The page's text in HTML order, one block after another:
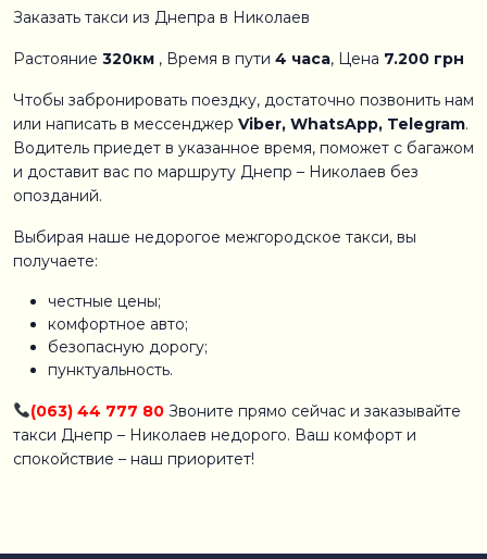
Заказать такси из Днепра в Николаев
Растояние 320км , Время в пути 4 часа, Цена 7.200 грн
Чтобы забронировать поездку, достаточно позвонить нам
или написать в мессенджер Viber, WhatsApp, Telegram.
Водитель приедет в указанное время, поможет с багажом
и доставит вас по маршруту Днепр – Николаев без
опозданий.
Выбирая наше недорогое межгородское такси, вы
получаете:
честные цены;
комфортное авто;
безопасную дорогу;
пунктуальность.
(063) 44 777 80Звоните прямо сейчас и заказывайте
такси Днепр – Николаев недорого. Ваш комфорт и
спокойствие – наш приоритет!